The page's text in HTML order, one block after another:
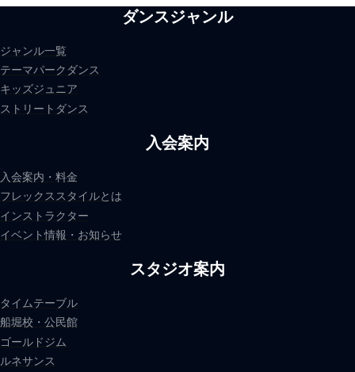
ダンスジャンル
ジャンル一覧
テーマパークダンス
キッズジュニア
ストリートダンス
入会案内
入会案内・料金
フレックススタイルとは
インストラクター
イベント情報・お知らせ
スタジオ案内
タイムテーブル
船堀校・公民館
ゴールドジム
ルネサンス